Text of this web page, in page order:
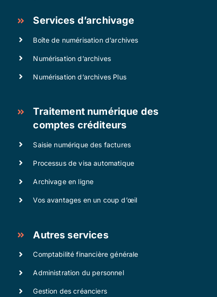
Services d’archivage
Boîte de numérisation d’archives
Numérisation d’archives
Numérisation d’archives Plus
Traitement numérique des
comptes créditeurs
Saisie numérique des factures
Processus de visa automatique
Archivage en ligne
Vos avantages en un coup d’œil
Autres services
Comptabilité financière générale
Administration du personnel
Gestion des créanciers